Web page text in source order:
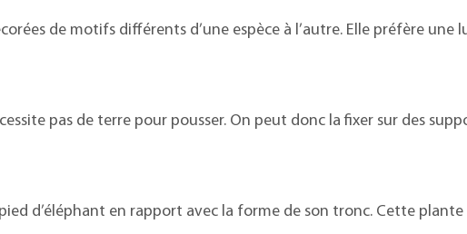
de motifs différents d’une espèce à l’autre. Elle préfère une
pas de terre pour pousser. On peut donc la fixer sur des
d’éléphant en rapport avec la forme de son tronc. Cette